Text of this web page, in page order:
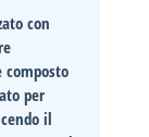
con
composto
per
il